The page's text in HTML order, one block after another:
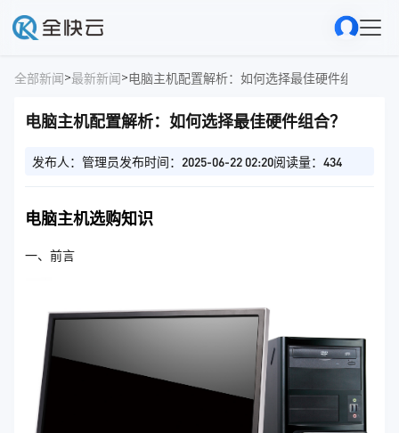
全部新闻>最新新闻>电脑主机配置解析：如何选择最佳硬件组合？
电脑主机配置解析：如何选择最佳硬件组合？
发布人：管理员发布时间：2025-06-22 02:20阅读量：434
电脑主机选购知识
一、前言